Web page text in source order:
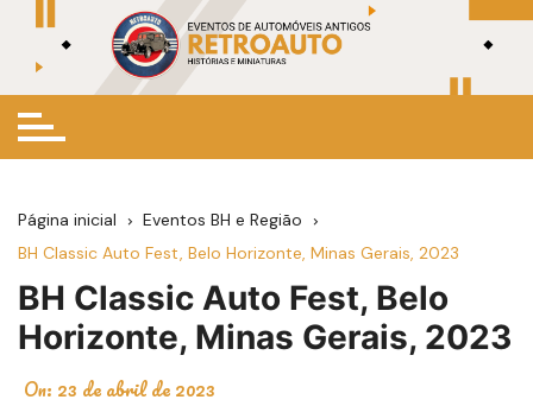
conteúdo
Página inicial
Eventos BH e Região
BH Classic Auto Fest, Belo Horizonte, Minas Gerais, 2023
BH Classic Auto Fest, Belo
Horizonte, Minas Gerais, 2023
On: 23 de abril de 2023